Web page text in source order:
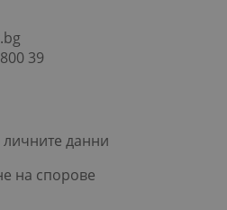
39
данни
на спорове